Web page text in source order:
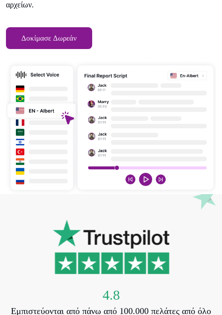
αρχείων.
Δοκίμασε Δωρεάν
4.8
Εμπιστεύονται από πάνω από 100.000 πελάτες από όλο